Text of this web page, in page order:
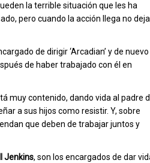
la terrible situación que les ha
pero cuando la acción llega no deja
de dirigir ‘Arcadian’ y de nuevo
de haber trabajado con él en
muy contenido, dando vida al padre
a sus hijos como resistir. Y, sobre
que deben de trabajar juntos y
Jenkins, son los encargados de dar